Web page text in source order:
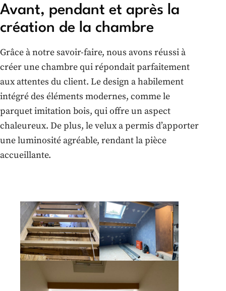
Avant, pendant et après la
création de la chambre
Grâce à notre savoir-faire, nous avons réussi à
créer une chambre qui répondait parfaitement
aux attentes du client. Le design a habilement
intégré des éléments modernes, comme le
parquet imitation bois, qui offre un aspect
chaleureux. De plus, le velux a permis d’apporter
une luminosité agréable, rendant la pièce
accueillante.